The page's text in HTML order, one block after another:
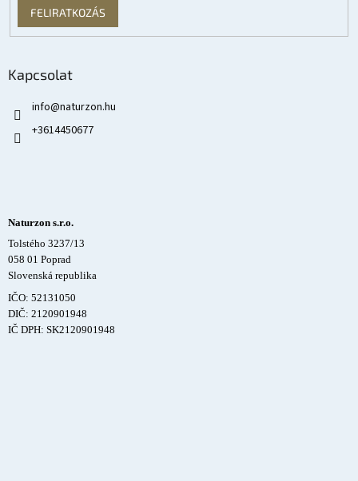
FELIRATKOZÁS
Kapcsolat
info@naturzon.hu
+3614450677
Naturzon s.r.o.
Tolstého 3237/13
058 01 Poprad
Slovenská republika
IČO: 52131050
DIČ: 2120901948
IČ DPH: SK2120901948